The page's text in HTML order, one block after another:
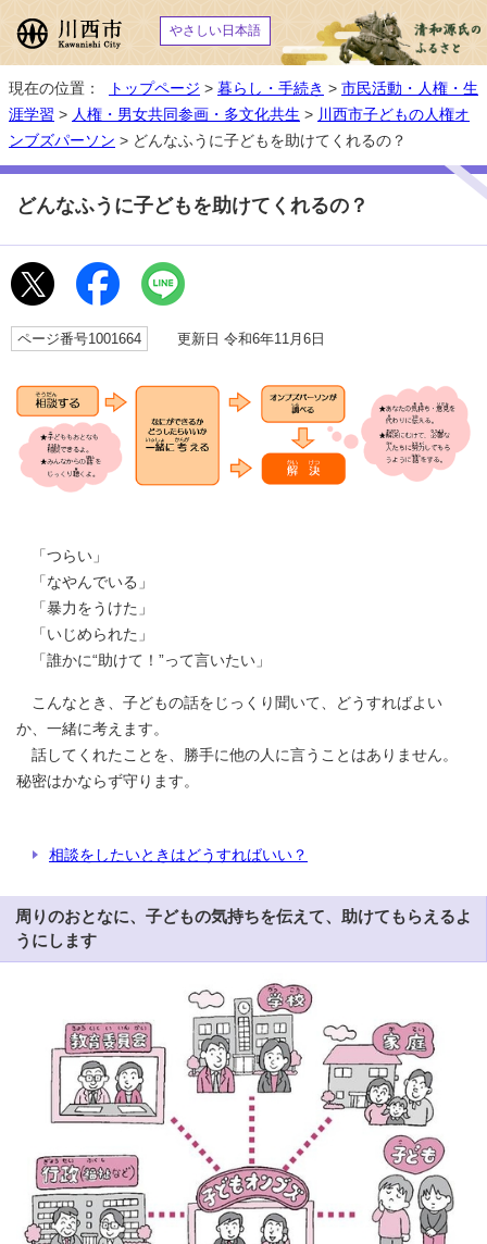
やさしい日本語
現在の位置： トップページ > 暮らし・手続き > 市民活動・人権・生
涯学習 > 人権・男女共同参画・多文化共生 > 川西市子どもの人権オ
ンブズパーソン > どんなふうに子どもを助けてくれるの？
どんなふうに子どもを助けてくれるの？
ページ番号1001664 更新日 令和6年11月6日
「つらい」
「なやんでいる」
「暴力をうけた」
「いじめられた」
「誰かに“助けて！”って言いたい」
こんなとき、子どもの話をじっくり聞いて、どうすればよい
か、一緒に考えます。
話してくれたことを、勝手に他の人に言うことはありません。
秘密はかならず守ります。
相談をしたいときはどうすればいい？
周りのおとなに、子どもの気持ちを伝えて、助けてもらえるよ
うにします